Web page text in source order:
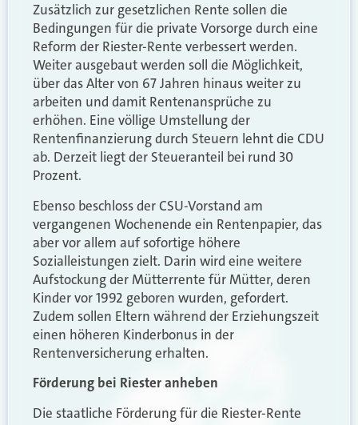
Zusätzlich zur gesetzlichen Rente sollen die
Bedingungen für die private Vorsorge durch eine
Reform der Riester-Rente verbessert werden.
Weiter ausgebaut werden soll die Möglichkeit,
über das Alter von 67 Jahren hinaus weiter zu
arbeiten und damit Rentenansprüche zu
erhöhen. Eine völlige Umstellung der
Rentenfinanzierung durch Steuern lehnt die CDU
ab. Derzeit liegt der Steueranteil bei rund 30
Prozent.
Ebenso beschloss der CSU-Vorstand am
vergangenen Wochenende ein Rentenpapier, das
aber vor allem auf sofortige höhere
Sozialleistungen zielt. Darin wird eine weitere
Aufstockung der Mütterrente für Mütter, deren
Kinder vor 1992 geboren wurden, gefordert.
Zudem sollen Eltern während der Erziehungszeit
einen höheren Kinderbonus in der
Rentenversicherung erhalten.
Förderung bei Riester anheben
Die staatliche Förderung für die Riester-Rente